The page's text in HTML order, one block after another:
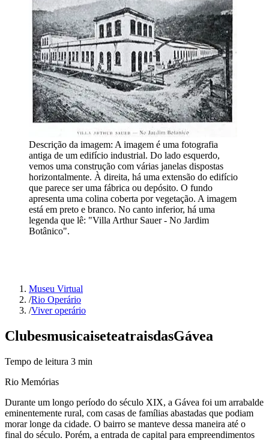
Descrição da imagem: A imagem é uma fotografia
antiga de um edifício industrial. Do lado esquerdo,
vemos uma construção com várias janelas dispostas
horizontalmente. À direita, há uma extensão do edifício
que parece ser uma fábrica ou depósito. O fundo
apresenta uma colina coberta por vegetação. A imagem
está em preto e branco. No canto inferior, há uma
legenda que lê: "Villa Arthur Sauer - No Jardim
Botânico".
Museu Virtual
/Rio Operário
/Viver operário
ClubesmusicaiseteatraisdasGávea
Tempo de leitura 3 min
Rio Memórias
Durante um longo período do século XIX, a Gávea foi um arrabalde
eminentemente rural, com casas de famílias abastadas que podiam
morar longe da cidade. O bairro se manteve dessa maneira até o
final do século. Porém, a entrada de capital para empreendimentos